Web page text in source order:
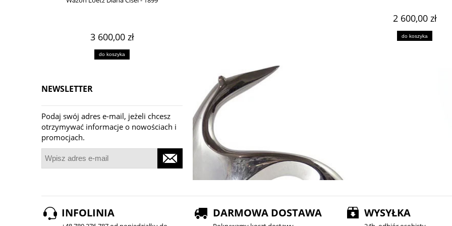
3 600,00 zł
do koszyka
1 499,00 zł
NEWSLETTER
Podaj swój adres e-mail, jeżeli chcesz
otrzymywać informacje o nowościach i
promocjach.
2 600,00 zł
do koszyka
INFOLINIA DARMOWA DOSTAWA WYSYŁKA